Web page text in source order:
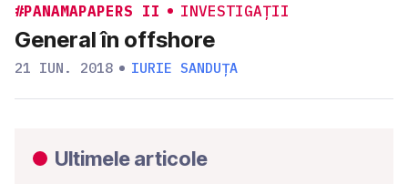
#PANAMAPAPERS II INVESTIGAȚII
General în offshore
21 IUN. 2018 IURIE SANDUȚA
Ultimele articole